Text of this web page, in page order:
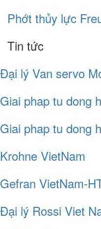
Phớt thủy lực
Tin tức
Đại lý Van servo
Giai phap tu dong
Giai phap tu dong
Krohne VietNam
Gefran VietNam-
Đại lý Rossi Viet